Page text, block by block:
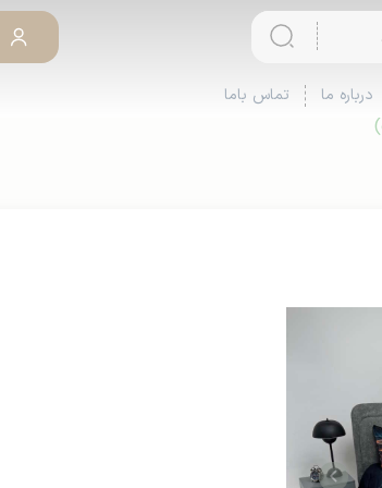
درباره ما تماس باما